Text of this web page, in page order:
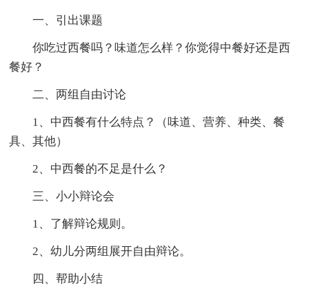
一、引出课题
你吃过西餐吗？味道怎么样？你觉得中餐好还是西
餐好？
二、两组自由讨论
1、中西餐有什么特点？（味道、营养、种类、餐
具、其他）
2、中西餐的不足是什么？
三、小小辩论会
1、了解辩论规则。
2、幼儿分两组展开自由辩论。
四、帮助小结